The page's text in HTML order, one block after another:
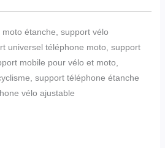
étanche, support vélo
universel téléphone moto, support
mobile pour vélo et moto,
support téléphone étanche
vélo ajustable